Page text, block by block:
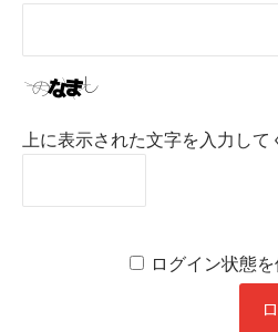
上に表示された文字を入力して
ログイン状態